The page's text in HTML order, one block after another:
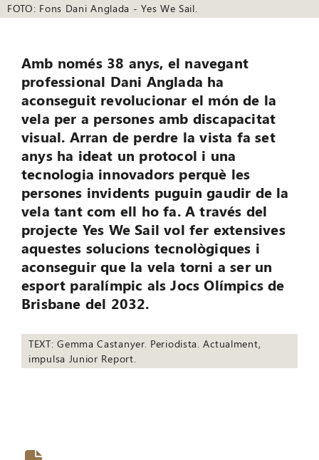
FOTO: Fons Dani Anglada - Yes We Sail.
Amb només 38 anys, el navegant
professional Dani Anglada ha
aconseguit revolucionar el món de la
vela per a persones amb discapacitat
visual. Arran de perdre la vista fa set
anys ha ideat un protocol i una
tecnologia innovadors perquè les
persones invidents puguin gaudir de la
vela tant com ell ho fa. A través del
projecte Yes We Sail vol fer extensives
aquestes solucions tecnològiques i
aconseguir que la vela torni a ser un
esport paralímpic als Jocs Olímpics de
Brisbane del 2032.
TEXT: Gemma Castanyer. Periodista. Actualment,
impulsa Junior Report.